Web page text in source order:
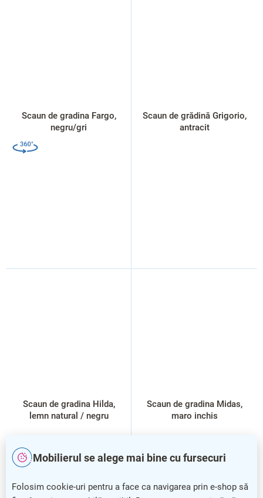
Mobilierul se alege mai bine cu fursecuri
Folosim cookie-uri pentru a face ca navigarea prin e-shop să
Scaun de gradina Fargo,
negru/gri
Scaun de grădină Grigorio,
antracit
Scaun de gradina Hilda,
lemn natural / negru
Scaun de gradina Midas,
maro inchis